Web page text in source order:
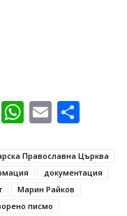
Pinterest
WhatsApp
Email
Православна Църква
документация
Марин Райков
писмо